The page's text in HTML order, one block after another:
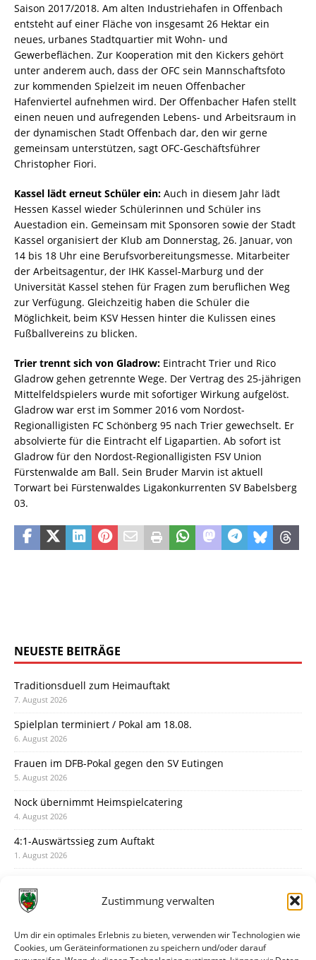
Zustimmung verwalten
Um dir ein optimales Erlebnis zu bieten, verwenden wir Technologien wie
Cookies, um Geräteinformationen zu speichern und/oder darauf
Saison 2017/2018. Am alten Industriehafen in Offenbach
entsteht auf einer Fläche von insgesamt 26 Hektar ein
neues, urbanes Stadtquartier mit Wohn- und
Gewerbeflächen. Zur Kooperation mit den Kickers gehört
unter anderem auch, dass der OFC sein Mannschaftsfoto
zur kommenden Spielzeit im neuen Offenbacher
Hafenviertel aufnehmen wird. Der Offenbacher Hafen stellt
einen neuen und aufregenden Lebens- und Arbeitsraum in
der dynamischen Stadt Offenbach dar, den wir gerne
gemeinsam unterstützen, sagt OFC-Geschäftsführer
Christopher Fiori.
Kassel lädt erneut Schüler ein: Auch in diesem Jahr lädt
Hessen Kassel wieder Schülerinnen und Schüler ins
Auestadion ein. Gemeinsam mit Sponsoren sowie der Stadt
Kassel organisiert der Klub am Donnerstag, 26. Januar, von
14 bis 18 Uhr eine Berufsvorbereitungsmesse. Mitarbeiter
der Arbeitsagentur, der IHK Kassel-Marburg und der
Universität Kassel stehen für Fragen zum beruflichen Weg
zur Verfügung. Gleichzeitig haben die Schüler die
Möglichkeit, beim KSV Hessen hinter die Kulissen eines
Fußballvereins zu blicken.
Trier trennt sich von Gladrow: Eintracht Trier und Rico
Gladrow gehen getrennte Wege. Der Vertrag des 25-jährigen
Mittelfeldspielers wurde mit sofortiger Wirkung aufgelöst.
Gladrow war erst im Sommer 2016 vom Nordost-
Regionalligisten FC Schönberg 95 nach Trier gewechselt. Er
absolvierte für die Eintracht elf Ligapartien. Ab sofort ist
Gladrow für den Nordost-Regionalligisten FSV Union
Fürstenwalde am Ball. Sein Bruder Marvin ist aktuell
Torwart bei Fürstenwaldes Ligakonkurrenten SV Babelsberg
03.
NEUESTE BEITRÄGE
Traditionsduell zum Heimauftakt
7. August 2026
Spielplan terminiert / Pokal am 18.08.
6. August 2026
Frauen im DFB-Pokal gegen den SV Eutingen
5. August 2026
Nock übernimmt Heimspielcatering
4. August 2026
4:1-Auswärtssieg zum Auftakt
1. August 2026
31. Juli 2026
30. Juli 2026